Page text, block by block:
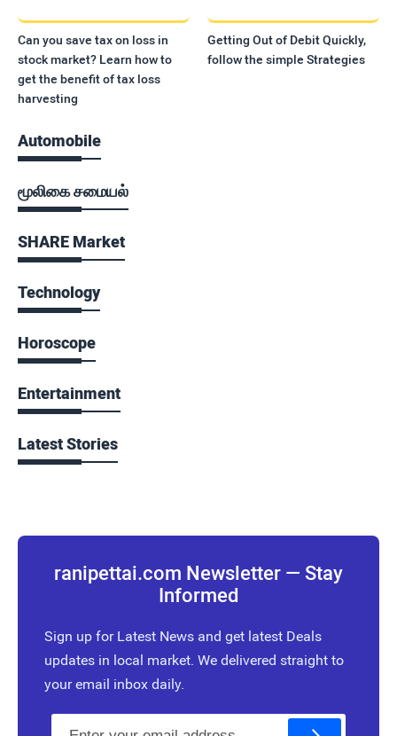
Can you save tax on loss in
stock market? Learn how to
get the benefit of tax loss
harvesting
Getting Out of Debit Quickly,
follow the simple Strategies
Automobile
மூலிகை சமையல்
SHARE Market
Technology
Horoscope
Entertainment
Latest Stories
ranipettai.com Newsletter — Stay
Informed
Sign up for Latest News and get latest Deals
updates in local market. We delivered straight to
your email inbox daily.